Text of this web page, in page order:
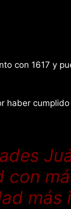
con 1617 y
haber cumplido
con
más